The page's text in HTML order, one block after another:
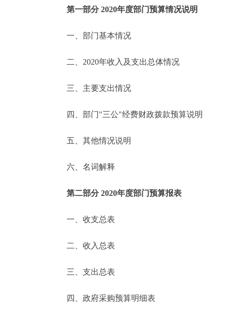
便民服务
中介服务
政民互动
12345网上接诉即办
参与调查
走进北京
北京概况
第一部分 2020年度部门预算情况说明
一、部门基本情况
二、2020年收入及支出总体情况
三、主要支出情况
四、部门"三公"经费财政拨款预算说明
五、其他情况说明
六、名词解释
第二部分 2020年度部门预算报表
一、收支总表
二、收入总表
三、支出总表
四、政府采购预算明细表